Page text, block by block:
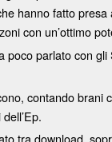
hanno fatto
con un’ottimo
poco parlato con
contando brani